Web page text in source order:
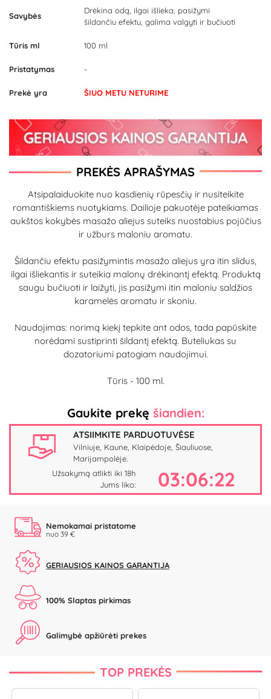
Savybės
Drėkina odą, ilgai išlieka, pasižymi
šildančiu efektu, galima valgyti ir bučiuoti
Tūris ml 100 ml
Pristatymas -
Prekė yra ŠIUO METU NETURIME
PREKĖS APRAŠYMAS
Atsipalaiduokite nuo kasdienių rūpesčių ir nusiteikite
romantiškiems nuotykiams. Dailioje pakuotėje pateikiamas
aukštos kokybės masažo aliejus suteiks nuostabius pojūčius
ir užburs maloniu aromatu.
Šildančiu efektu pasižymintis masažo aliejus yra itin slidus,
ilgai išliekantis ir suteikia malonų drėkinantį efektą. Produktą
saugu bučiuoti ir laižyti, jis pasižymi itin maloniu saldžios
karamelės aromatu ir skoniu.
Naudojimas: norimą kiekį tepkite ant odos, tada papūskite
norėdami sustiprinti šildantį efektą. Buteliukas su
dozatoriumi patogiam naudojimui.
Tūris - 100 ml.
Gaukite prekę šiandien:
ATSIIMKITE PARDUOTUVĖSE
Vilniuje, Kaune, Klaipėdoje, Šiauliuose,
Marijampolėje.
Užsakymą atlikti iki 18h
Jums liko:
03:06:21
Nemokamai pristatome
nuo 39 €
GERIAUSIOS KAINOS GARANTIJA
100% Slaptas pirkimas
Galimybė apžiūrėti prekes
TOP PREKĖS